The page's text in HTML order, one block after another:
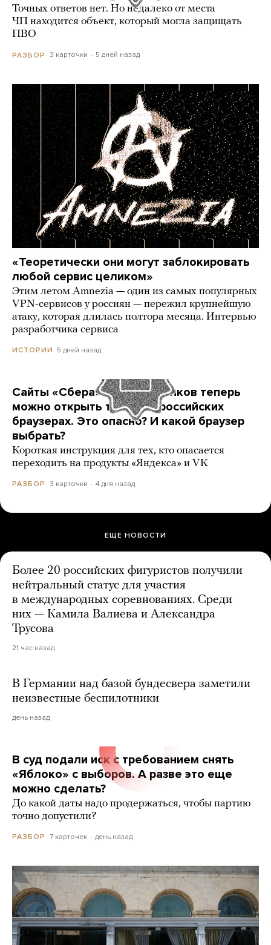
Точных ответов нет. Но недалеко от места
ЧП находится объект, который могла защищать
ПВО
РАЗБОР 3 карточки 5 дней назад
«Теоретически они могут заблокировать
любой сервис целиком»
Этим летом Amnezia — один из самых популярных
VPN-сервисов у россиян — пережил крупнейшую
атаку, которая длилась полтора месяца. Интервью
разработчика сервиса
ИСТОРИИ 5 дней назад
Сайты «Сбера» и других банков теперь
можно открыть только в российских
браузерах. Это опасно? И какой браузер
выбрать?
Короткая инструкция для тех, кто опасается
переходить на продукты «Яндекса» и VK
РАЗБОР 3 карточки 4 дня назад
ЕЩЕ НОВОСТИ
Более 20 российских фигуристов получили
нейтральный статус для участия
в международных соревнованиях. Среди
них — Камила Валиева и Александра
Трусова
21 час назад
В Германии над базой бундесвера заметили
неизвестные беспилотники
день назад
В суд подали иск с требованием снять
«Яблоко» с выборов. А разве это еще
можно сделать?
До какой даты надо продержаться, чтобы партию
точно допустили?
РАЗБОР 7 карточек день назад